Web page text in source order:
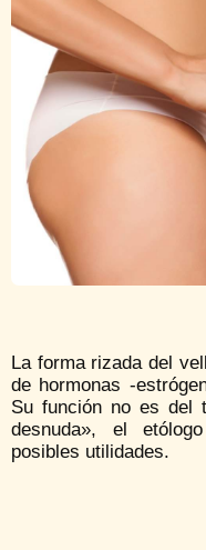
La forma rizada del
de hormonas -
Su función no es del
desnuda», el
posibles utilidades.